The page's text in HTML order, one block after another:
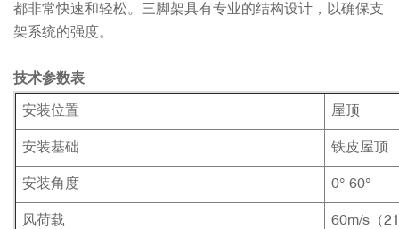
都非常快速和轻松。三脚架具有专业的结构设计，以确保支
架系统的强度。
技术参数表
安装位置 屋顶
安装基础 铁皮屋顶
安装角度 0°-60°
风荷载 60m/s（